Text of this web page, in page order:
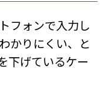
フォンで入力し
かりにくい、と
下げているケー